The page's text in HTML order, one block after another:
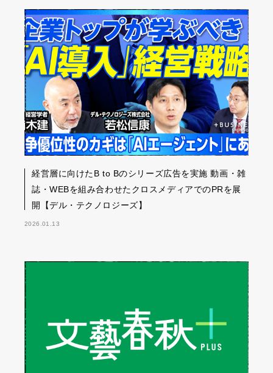
経営層に向けたB to Bのシリーズ広告を実施 動画・雑
誌・WEBを組み合わせたクロスメディアでのPRを展
開【デル・テクノロジーズ】
2026.01.13